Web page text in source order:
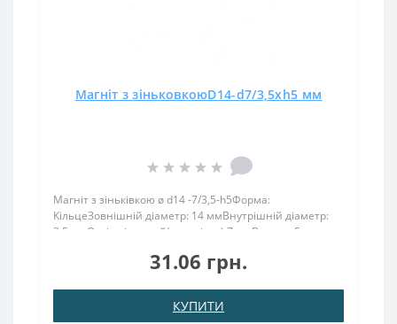
Магніт з зіньковкоюD14-d7/3,5хh5 мм
Магніт з зіньківкою ø d14 -7/3,5-h5Форма:
КільцеЗовнішній діаметр: 14 ммВнутрішній діаметр:
3,5 ммОтвір під потай(зеньківка) 7 ммВисота: 5
(Ni-Cu-Ni)Намагнічення: N38Зчеплення прибл .: 2,00
31.06 грн.
КУПИТИ